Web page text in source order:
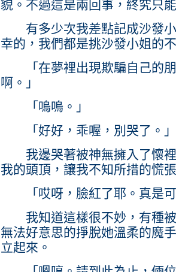
貌。不過這是兩回事，終究只
有多少次我差點記成沙發小
幸的，我們都是挑沙發小姐的
「在夢裡出現欺騙自己的朋
啊。」
「嗚嗚。」
「好好，乖喔，別哭了。」
我邊哭著被神無擁入了懷裡
我的頭頂，讓我不知所措的慌
「哎呀，臉紅了耶。真是可
我知道這樣很不妙，有種被
無法好意思的掙脫她溫柔的魔
立起來。